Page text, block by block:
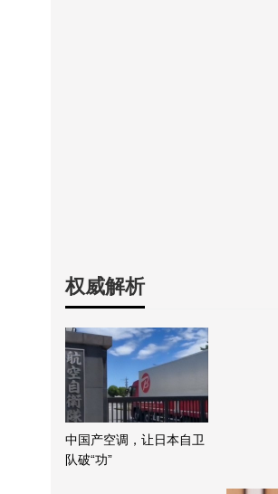
权威解析
中国产空调，让日本自卫
队破“功”